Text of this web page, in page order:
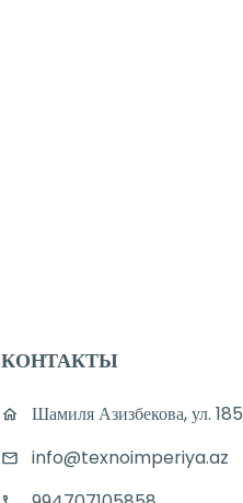
КОНТАКТЫ
Шамиля Азизбекова, ул. 185
info@texnoimperiya.az